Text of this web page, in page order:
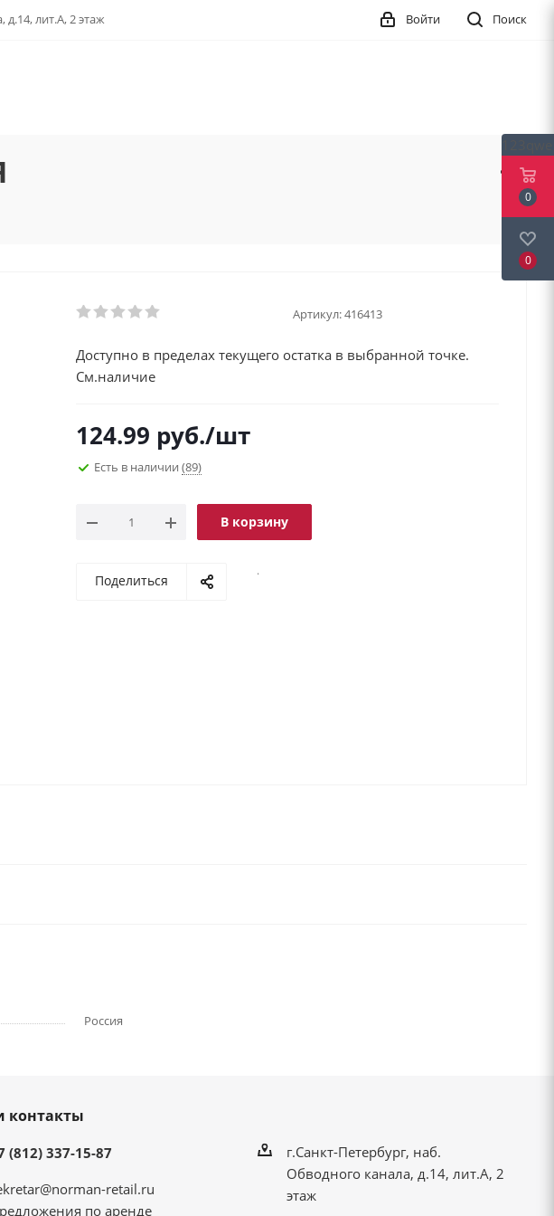
д.14, лит.А, 2 этаж Поиск
Войти
Артикул:416413
Доступно в пределах текущего остатка в выбранной точке.
См.наличие
124.99 руб./шт
Есть в наличии (89)
В корзину
Поделиться
.
Россия
контакты
(812) 337-15-87
retail.ru
по аренде
г.Санкт-Петербург, наб.
Обводного канала, д.14, лит.А, 2
этаж
0
0